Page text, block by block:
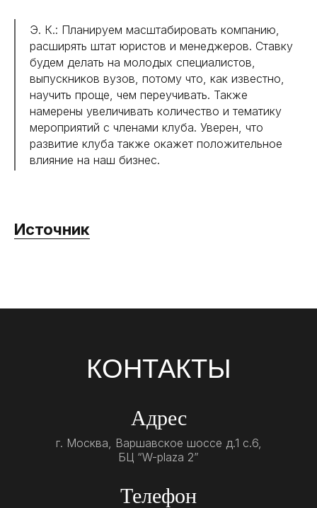
Э. К.: Планируем масштабировать компанию,
расширять штат юристов и менеджеров. Ставку
будем делать на молодых специалистов,
выпускников вузов, потому что, как известно,
научить проще, чем переучивать. Также
намерены увеличивать количество и тематику
мероприятий с членами клуба. Уверен, что
развитие клуба также окажет положительное
влияние на наш бизнес.
Источник
КОНТАКТЫ
Адрес
г. Москва, Варшавское шоссе д.1 с.6,
БЦ “W-plaza 2”
Телефон